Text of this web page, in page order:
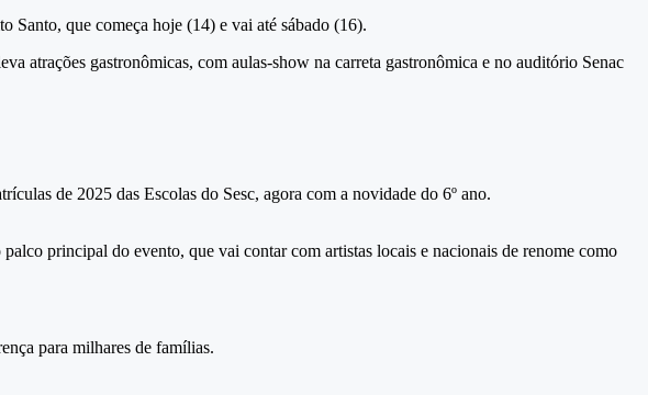
Santo, que começa hoje (14) e vai até sábado (16).
atrações gastronômicas, com aulas-show na carreta gastronômica e no auditório Senac
de 2025 das Escolas do Sesc, agora com a novidade do 6º ano.
principal do evento, que vai contar com artistas locais e nacionais de renome como
para milhares de famílias.